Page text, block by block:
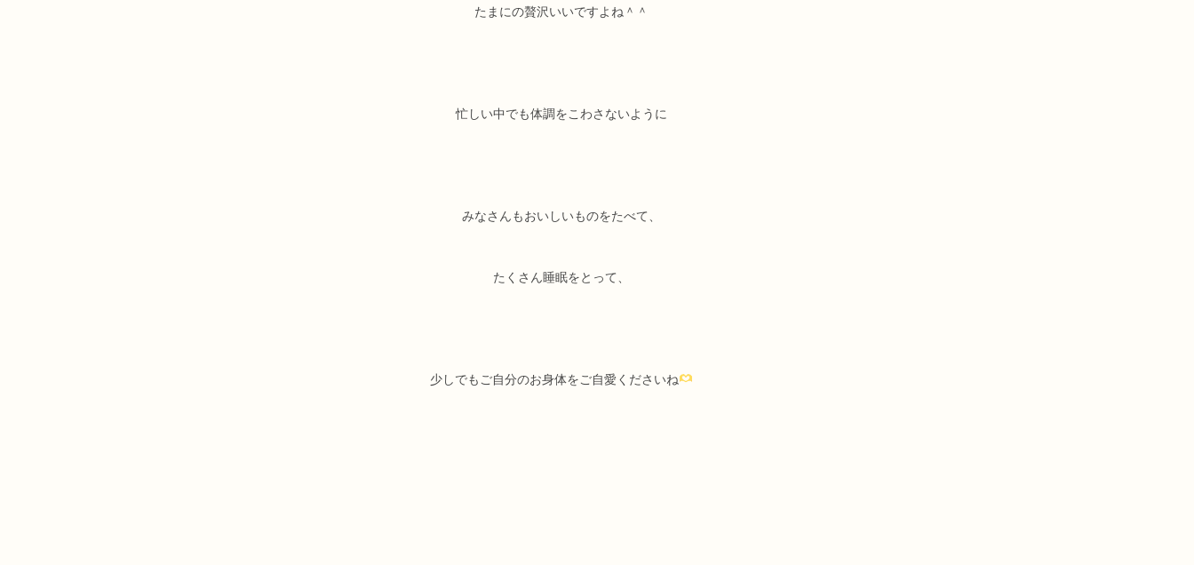
たまにの贅沢いいですよね＾＾
忙しい中でも体調をこわさないように
みなさんもおいしいものをたべて、
たくさん睡眠をとって、
少しでもご自分のお身体をご自愛くださいね